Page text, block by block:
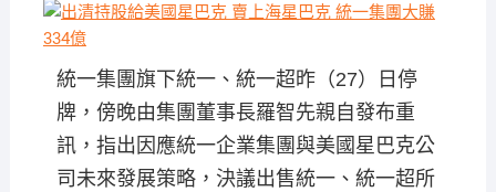
統一集團旗下統一、統一超昨（27）日停
牌，傍晚由集團董事長羅智先親自發布重
訊，指出因應統一企業集團與美國星巴克公
司未來發展策略，決議出售統一、統一超所